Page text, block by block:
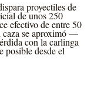
proyectiles de
de unos 250
efectivo de entre 50
caza se aproximó —
con la carlinga
posible desde el